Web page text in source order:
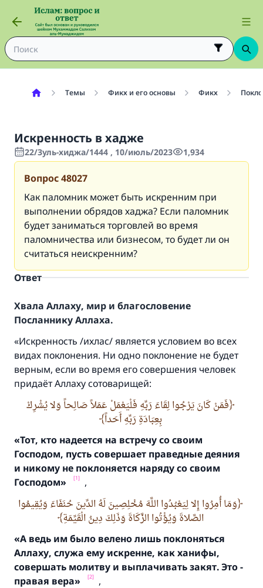
Темы Фикх и его основы Фикх
Искренность в хадже
22/Зуль-хиджа/1444 , 10/июль/2023 1,934
Вопрос48027
Как паломник может быть искренним при
выполнении обрядов хаджа? Если паломник
будет заниматься торговлей во время
паломничества или бизнесом, то будет ли он
считаться неискренним?
Ответ
Хвала Аллаху, мир и благословение
Посланнику Аллаха.
«Искренность /ихлас/ является условием во всех
видах поклонения. Ни одно поклонение не будет
верным, если во время его совершения человек
придаёт Аллаху сотоварищей:
فَمَنْ كَانَ يَرْجُوا لِقَاءَ رَبِّهِ فَلْيَعْمَلْ عَمَلاً صَالِحاً وَلا يُشْرِكْ
بِعِبَادَةِ رَبِّهِ أَحَداً
«Тот, кто надеется на встречу со своим
Господом, пусть совершает праведные деяния
и никому не поклоняется наряду со своим
Господом»
[1]
,
وَمَا أُمِرُوا إِلا لِيَعْبُدُوا اللَّهَ مُخْلِصِينَ لَهُ الدِّينَ حُنَفَاءَ وَيُقِيمُوا
الصَّلاةَ وَيُؤْتُوا الزَّكَاةَ وَذَلِكَ دِينُ الْقَيِّمَةِ
«А ведь им было велено лишь поклоняться
Аллаху, служа ему искренне, как ханифы,
совершать молитву и выплачивать закят.Это -
правая вера»
[2]
,